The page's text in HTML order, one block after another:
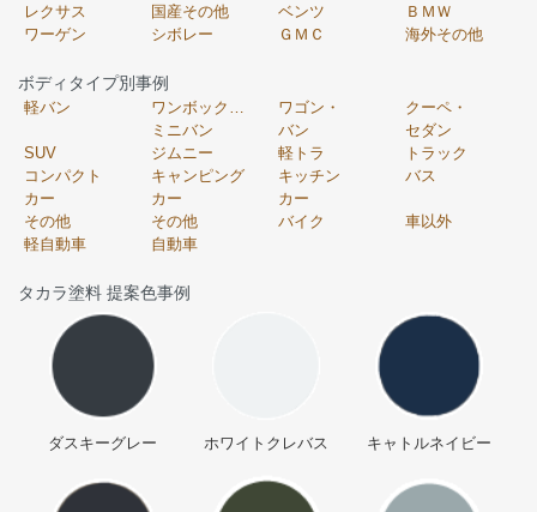
レクサス 国産その他 ベンツ
ＢＭＷ
ワーゲン
シボレー ＧＭＣ 海外その他
ボディタイプ別事例
軽バン
ミニバン
ワゴン・
バン
クーペ・
セダン
SUV
ジムニー 軽トラ
トラック
コンパクト
カー
キャンピング
カー
キッチン
カー
バス
その他
軽自動車
その他
自動車
バイク 車以外
タカラ塗料 提案色事例
ダスキーグレー ホワイトクレバス キャトルネイビー